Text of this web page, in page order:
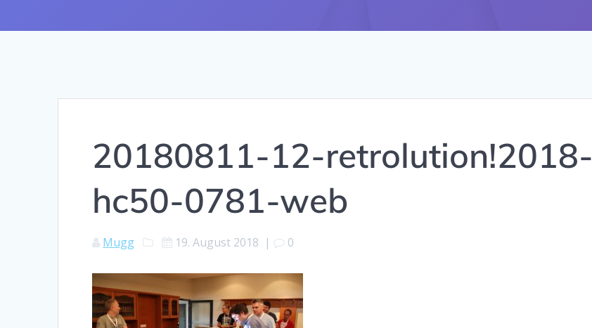
20180811-12-retrolution!2018-
hc50-0781-web
Mugg 19. August 2018 | 0